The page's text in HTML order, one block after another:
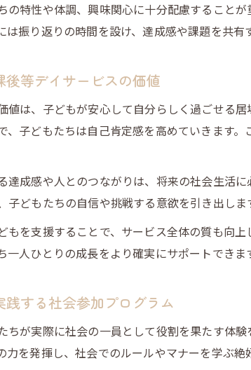
の特性や体調、興味関心に十分配慮すること
振り返りの時間を設け、達成感や課題を共有
等デイサービスの価値
値は、子どもが安心して自分らしく過ごせる
、子どもたちは自己肯定感を高めていきます
達成感や人とのつながりは、将来の社会生活
どもたちの自信や挑戦する意欲を引き出し
もを支援することで、サービス全体の質も向
人ひとりの成長をより確実にサポートできま
する社会参加プログラム
ちが実際に社会の一員として役割を果たす体
を発揮し、社会でのルールやマナーを学ぶ絶